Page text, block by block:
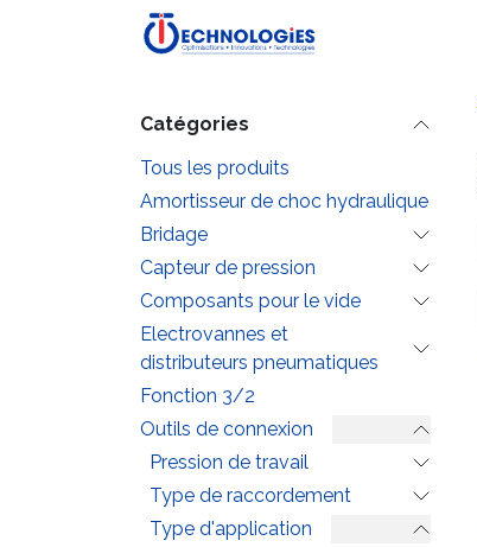
Se rendre au contenu
Catégories
Tous les produits
Amortisseur de choc hydraulique
Bridage
Capteur de pression
Composants pour le vide
Electrovannes et
distributeurs pneumatiques
Fonction 3/2
Outils de connexion
Pression de travail
Type de raccordement
Type d'application